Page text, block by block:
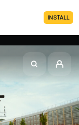
INSTALL